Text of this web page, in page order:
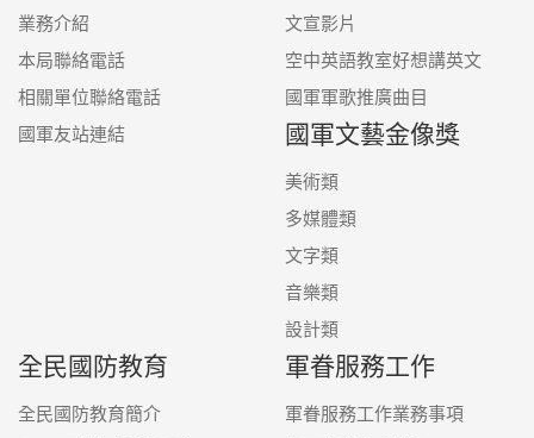
業務介紹
本局聯絡電話
相關單位聯絡電話
國軍友站連結
文宣影片
空中英語教室好想講英文
國軍軍歌推廣曲目
國軍文藝金像獎
美術類
多媒體類
文字類
音樂類
設計類
全民國防教育
全民國防教育簡介
軍眷服務工作
軍眷服務工作業務事項